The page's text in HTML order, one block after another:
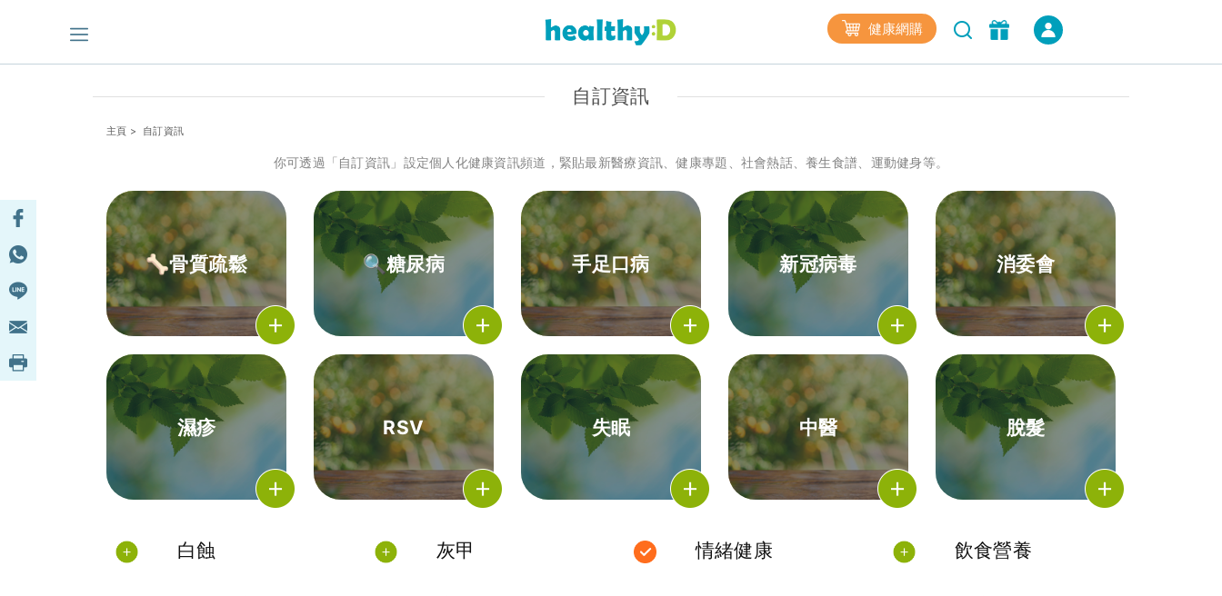
健康網購
自訂資訊
主頁 > 自訂資訊
你可透過「自訂資訊」設定個人化健康資訊頻道，緊貼最新醫療資訊、健康專題、社會熱話、養生食譜、運動健身等。
🦴骨質疏鬆 🔍糖尿病 手足口病 新冠病毒 消委會
濕疹 RSV 失眠 中醫 脫髮
白蝕 灰甲 情緒健康 飲食營養